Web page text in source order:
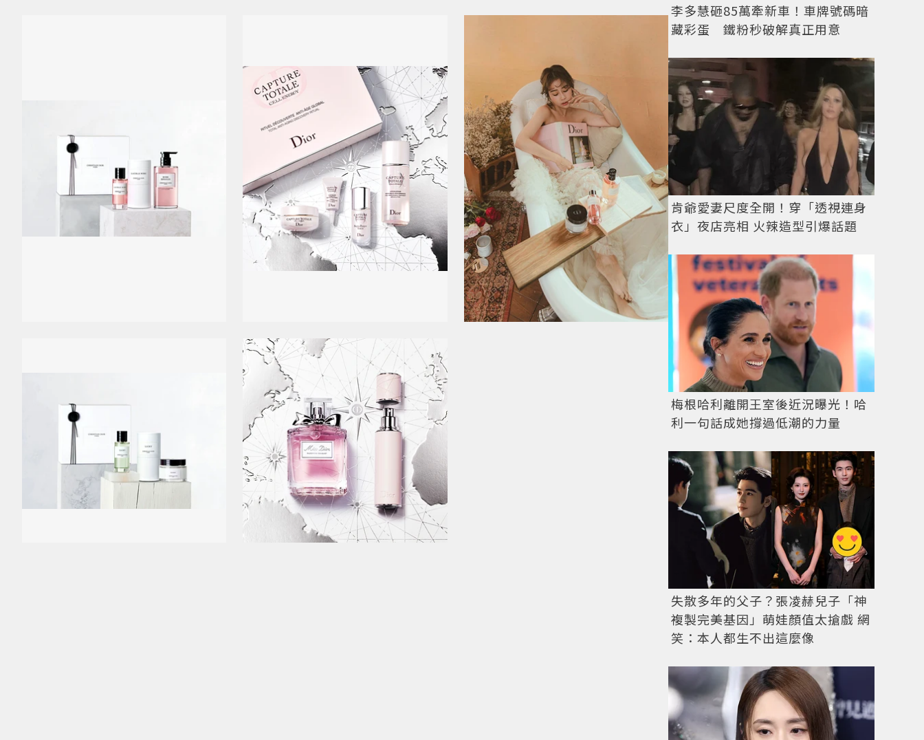
李多慧砸85萬牽新車！車牌號碼暗
藏彩蛋 鐵粉秒破解真正用意
肯爺愛妻尺度全開！穿「透視連身
衣」夜店亮相 火辣造型引爆話題
梅根哈利離開王室後近況曝光！哈
利一句話成她撐過低潮的力量
失散多年的父子？張凌赫兒子「神
複製完美基因」萌娃顏值太搶戲 網
笑：本人都生不出這麼像